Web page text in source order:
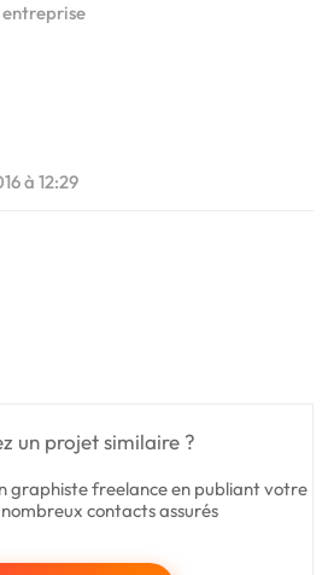
entreprise
à 12:29
un projet similaire ?
graphiste freelance en publiant votre
contacts assurés